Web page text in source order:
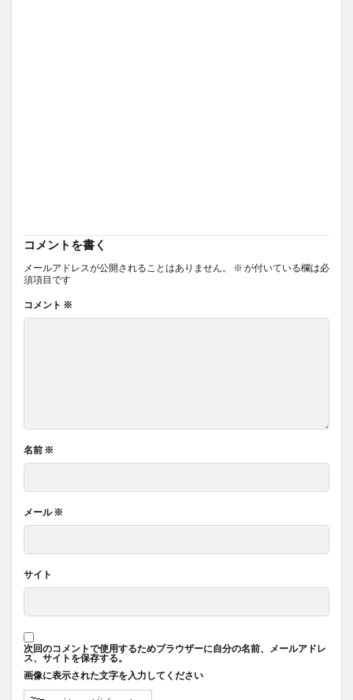
コメントを書く
メールアドレスが公開されることはありません。 ※ が付いている欄は必
須項目です
コメント ※
名前 ※
メール※
サイト
次回のコメントで使用するためブラウザーに自分の名前、メールアドレ
ス、サイトを保存する。
画像に表示された文字を入力してください